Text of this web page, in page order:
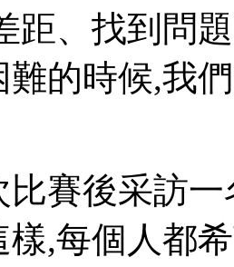
差距、找
難的時候,我們
比賽後采訪
樣,每個人都